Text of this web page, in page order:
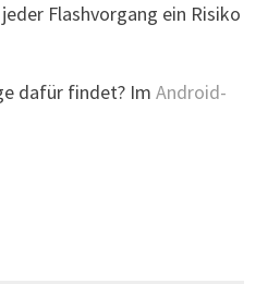
Flashvorgang ein Risiko
dafür findet? ImAndroid-